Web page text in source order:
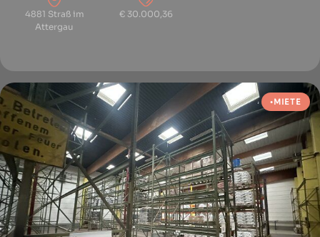
4881 Straß im
Attergau
€ 30.000,36
MIETE